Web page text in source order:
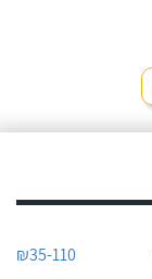
₪35-110